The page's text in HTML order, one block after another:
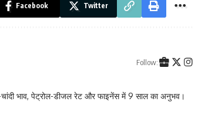
Facebook Twitter
Follow:
चांदी भाव, पेट्रोल-डीजल रेट और फाइनेंस में 9 साल का अनुभव।